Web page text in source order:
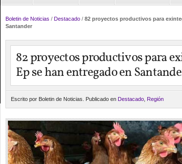
Boletin de Noticias / Destacado / 82 proyectos productivos para
Santander
82 proyectos productivos para
Ep se han entregado en
Escrito por Boletin de Noticias. Publicado en Destacado Región